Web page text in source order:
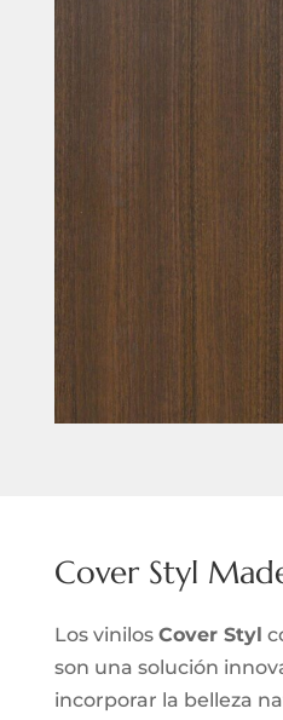
Cover Styl
Los vinilos Cover Styl
son una solución
incorporar la belleza